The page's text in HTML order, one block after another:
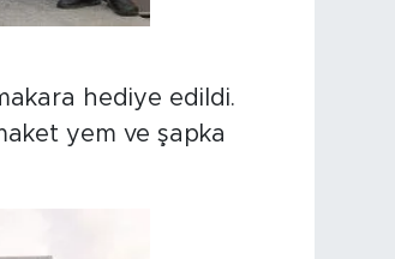
hediye edildi.
yem ve şapka